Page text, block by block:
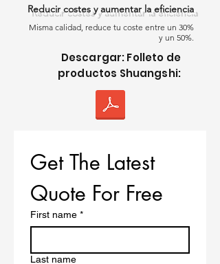
comerciales e industriales,
asegurando durabilidad y facilidad de
Características Clave de los Clavos
para Techado en Bobina
Nuestros clavos para techado en
bobina de 1 3/4están fabricados con
acero galvanizado o inoxidable de
primera calidad, cumpliendo con los
estándares ASTM F1667 para un
rendimiento confiable. Qingdao
Reducir costes y aumentar la eficiencia
Misma calidad, reduce tu coste entre un 30%
y un 50%.
Descargar: Folleto de
productos Shuangshi:
Get The Latest
Quote For Free
First name *
Last name